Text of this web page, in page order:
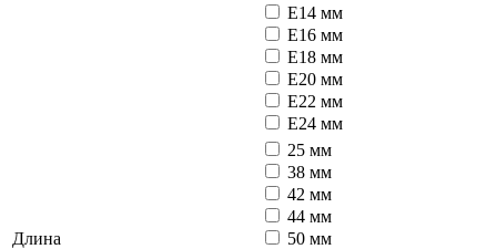
E14 мм
E16 мм
E18 мм
E20 мм
E22 мм
E24 мм
Длина
25 мм
38 мм
42 мм
44 мм
50 мм